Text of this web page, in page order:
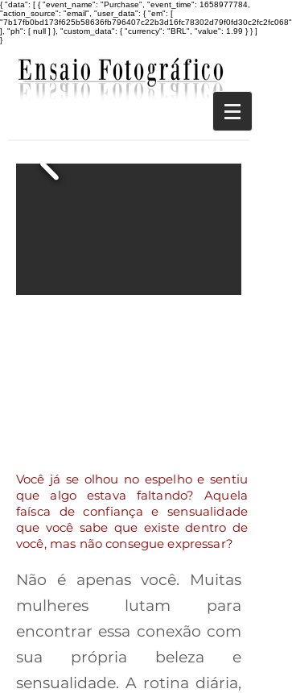
{ "data": [ { "event_name": "Purchase", "event_time": 1658977784,
"action_source": "email", "user_data": { "em": [
"7b17fb0bd173f625b58636fb796407c22b3d16fc78302d79f0fd30c2fc2fc068"
], "ph": [ null ] }, "custom_data": { "currency": "BRL", "value": 1.99 } } ]
}
Você já se olhou no espelho e sentiu
que algo estava faltando? Aquela
faísca de confiança e sensualidade
que você sabe que existe dentro de
você, mas não consegue expressar?
Não é apenas você. Muitas
mulheres lutam para
encontrar essa conexão com
sua própria beleza e
sensualidade. A rotina diária,